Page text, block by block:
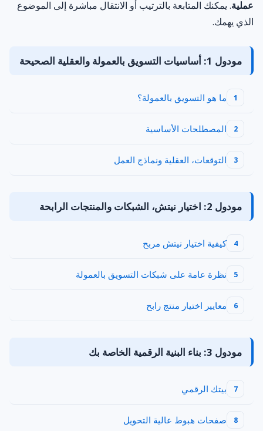
عملية. يمكنك المتابعة بالترتيب أو الانتقال مباشرة إلى الموضوع
الذي يهمك.
مودول 1: أساسيات التسويق بالعمولة والعقلية الصحيحة
1 ما هو التسويق بالعمولة؟
2 المصطلحات الأساسية
3 التوقعات، العقلية ونماذج العمل
مودول 2: اختيار نيتش، الشبكات والمنتجات الرابحة
4 كيفية اختيار نيتش مربح
5 نظرة عامة على شبكات التسويق بالعمولة
6 معايير اختيار منتج رابح
مودول 3: بناء البنية الرقمية الخاصة بك
7 بيتك الرقمي
8 صفحات هبوط عالية التحويل